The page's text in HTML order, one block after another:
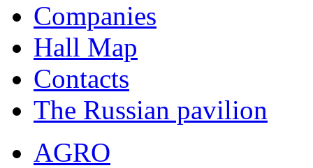
Companies
Hall Map
Сontacts
The Russian pavilion
AGRO